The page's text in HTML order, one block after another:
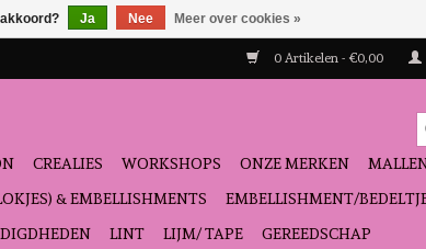
0 Artikelen - €0,00
CREALIES WORKSHOPS ONZE MERKEN
& EMBELLISHMENTS EMBELLISHMENT/
LINT LIJM/ TAPE
GEREEDSCHAP
Ja Nee Meer over cookies »